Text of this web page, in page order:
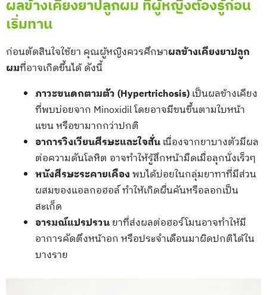
ผลข้างเคียงยาปลูกผม ที่ผู้หญิงต้องรู้ก่อน
เริ่มทาน
ก่อนตัดสินใจใช้ยา คุณผู้หญิงควรศึกษาผลข้างเคียงยาปลูก
ผมที่อาจเกิดขึ้นได้ ดังนี้
ภาวะขนดกตามตัว (Hypertrichosis)เป็นผลข้างเคียง
ที่พบบ่อยจาก Minoxidil โดยอาจมีขนขึ้นตามใบหน้า
แขน หรือขามากกว่าปกติ
อาการวิงเวียนศีรษะและใจสั่นเนื่องจากยาบางตัวมีผล
ต่อความดันโลหิต อาจทำให้รู้สึกหน้ามืดเมื่อลุกนั่งเร็วๆ
หนังศีรษะระคายเคืองพบได้บ่อยในกลุ่มยาทาที่มีส่วน
ผสมของแอลกอฮอล์ ทำให้เกิดผื่นคันหรือลอกเป็น
สะเก็ด
อารมณ์แปรปรวนยาที่ส่งผลต่อฮอร์โมนอาจทำให้มี
อาการคัดตึงหน้าอก หรือประจำเดือนมาผิดปกติได้ใน
บางราย